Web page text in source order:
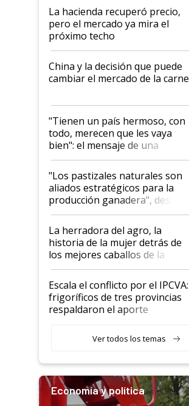
La hacienda recuperó precio,
pero el mercado ya mira el
próximo techo
China y la decisión que puede
cambiar el mercado de la carne
"Tienen un país hermoso, con
todo, merecen que les vaya
bien": el mensaje de una
ganadera uruguaya sobre las
oportunidades que se abren
para el agro en Argentina, con
foco en la carne
"Los pastizales naturales son
aliados estratégicos para la
producción ganadera", destaca
la iniciativa que ya reúne a 46
establecimientos en Argentina
La herradora del agro, la
historia de la mujer detrás de
los mejores caballos de la
Argentina y los mitos que
todavía hacen sufrir a estos
animales: "Mientras me
descalificaban, yo seguí
haciendo currículum"
Escala el conflicto por el IPCVA:
frigoríficos de tres provincias
respaldaron el aporte
Ver todos los temas
Economía y política